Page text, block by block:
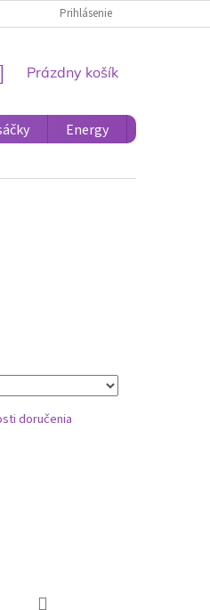
REKLAMÁCIE A VRÁTENIE
Prihlásenie
NÁKUPNÝ
Prázdny košík
Energy
doručenia